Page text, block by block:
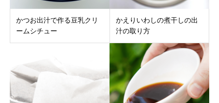
かつお出汁で作る豆乳クリ
ームシチュー
かえりいわしの煮干しの出
汁の取り方